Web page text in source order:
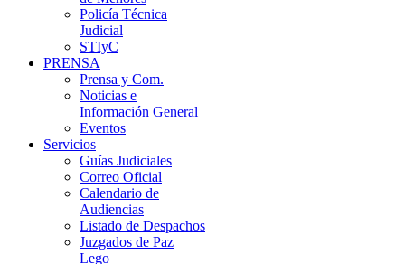
Policía Técnica
Judicial
STIyC
PRENSA
Prensa y Com.
Noticias e
Información General
Eventos
Servicios
Guías Judiciales
Correo Oficial
Calendario de
Audiencias
Listado de Despachos
Juzgados de Paz
Lego